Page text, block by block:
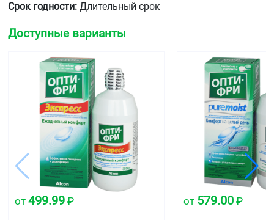
Срок годности: Длительный срок
Доступные варианты
от 499.99 ₽ от 579.00 ₽